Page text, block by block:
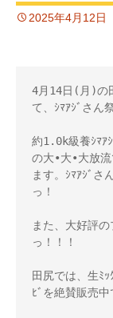
2025年4月12日
4月14日(月)の
て、ｼﾏｱｼﾞさん
約1.0k級養ｼﾏｱ
の大•大•大放
ます。ｼﾏｱｼﾞさ
っ！
また、大好評
っ！！！
田尻では、生ﾐ
ﾋﾞを絶賛販売